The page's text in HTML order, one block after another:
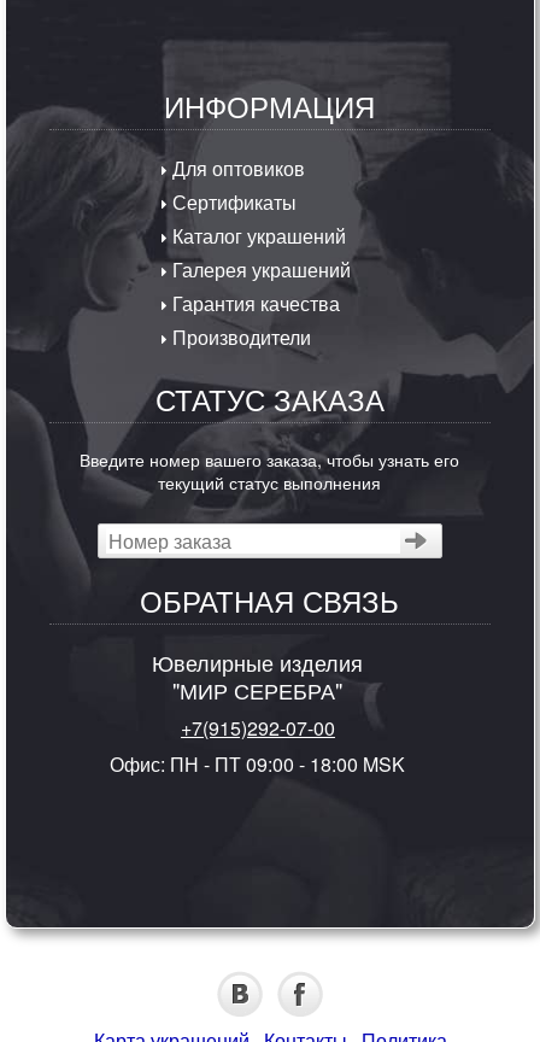
ИНФОРМАЦИЯ
Для оптовиков
Сертификаты
Каталог украшений
Галерея украшений
Гарантия качества
Производители
СТАТУС ЗАКАЗА
Введите номер вашего заказа, чтобы узнать его
текущий статус выполнения
ОБРАТНАЯ СВЯЗЬ
Ювелирные изделия
"МИР СЕРЕБРА"
+7(915)292-07-00
Офис: ПН - ПТ 09:00 - 18:00 MSK